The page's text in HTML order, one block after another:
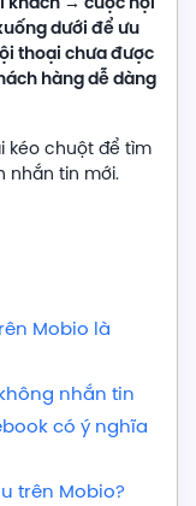
dưới để ưu
thoại chưa được
hàng dễ dàng
kéo chuột để tìm
nhắn tin mới.
Mobio là
nhắn tin
có ý nghĩa
trên Mobio?